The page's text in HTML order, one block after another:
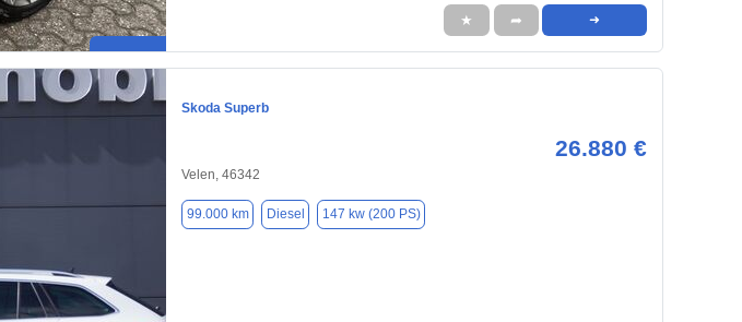
★ ➦ ➜
Skoda Superb
26.880 €
Velen, 46342
99.000 km Diesel 147 kw (200 PS)